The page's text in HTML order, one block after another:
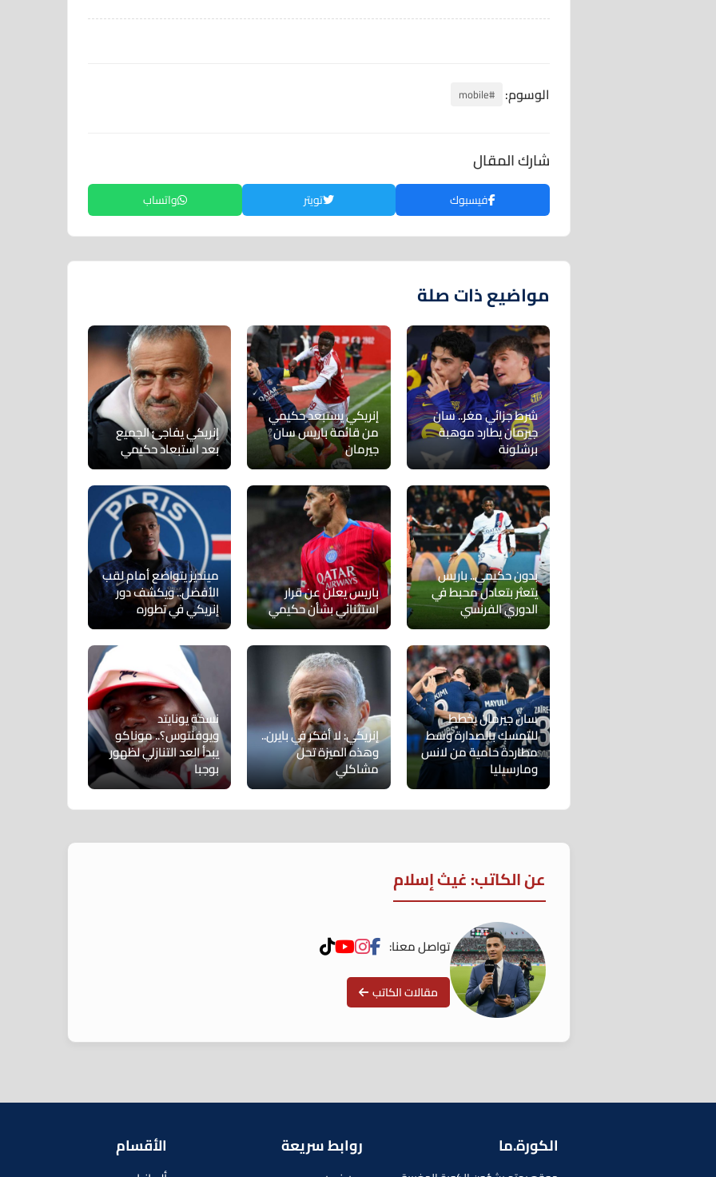
الوسوم: #mobile
شارك المقال
فيسبوك تويتر واتساب
مواضيع ذات صلة
شرط جزائي مغر.. سان
جيرمان يطارد موهبة
برشلونة
إنريكي يستبعد حكيمي
من قائمة باريس سان
جيرمان
إنريكي يفاجئ الجميع
بعد استبعاد حكيمي
بدون حكيمي.. باريس
يتعثر بتعادل محبط في
الدوري الفرنسي
باريس يعلن عن قرار
استثنائي بشأن حكيمي
مينديز يتواضع أمام لقب
الأفضل.. ويكشف دور
إنريكي في تطوره
سان جيرمان يخطط
للتمسك بالصدارة وسط
مطاردة حامية من لانس
ومارسيليا
إنريكي: لا أفكر في بايرن..
وهذه الميزة تحل
مشاكلي
نسخة يونايتد
ويوفنتوس؟.. موناكو
يبدأ العد التنازلي لظهور
بوجبا
عن الكاتب: غيث إسلام
تواصل معنا:
مقالات الكاتب
الكورة.ما روابط سريعة الأقسام